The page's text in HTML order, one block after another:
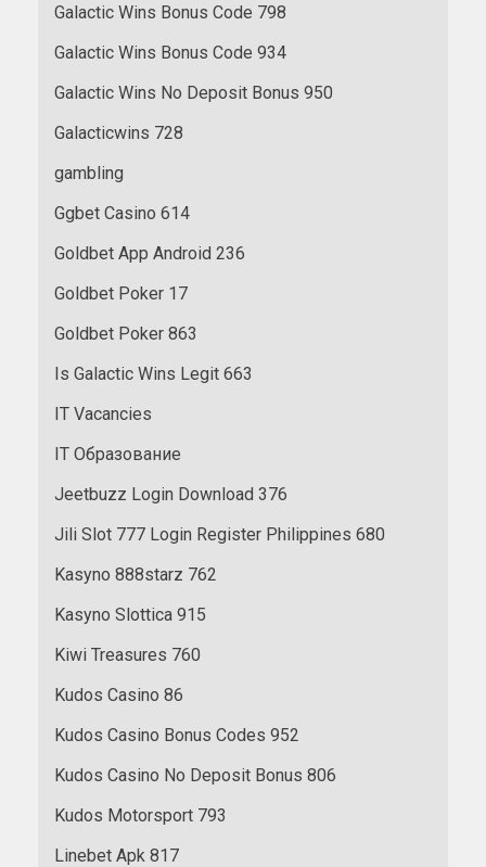
Galactic Wins Bonus Code 798
Galactic Wins Bonus Code 934
Galactic Wins No Deposit Bonus 950
Galacticwins 728
gambling
Ggbet Casino 614
Goldbet App Android 236
Goldbet Poker 17
Goldbet Poker 863
Is Galactic Wins Legit 663
IT Vacancies
IT Образование
Jeetbuzz Login Download 376
Jili Slot 777 Login Register Philippines 680
Kasyno 888starz 762
Kasyno Slottica 915
Kiwi Treasures 760
Kudos Casino 86
Kudos Casino Bonus Codes 952
Kudos Casino No Deposit Bonus 806
Kudos Motorsport 793
Linebet Apk 817